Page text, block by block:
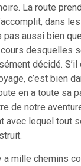
La route
dans
pas aussi bien
desquelles
décidé.
c’est bien
en a toute sa
de notre
avec lequel tout
a mille chemins